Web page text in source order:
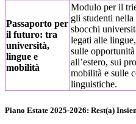
Passaporto per
il futuro: tra
università,
lingue e
mobilità
Modulo per il
gli studenti nella
sbocchi
legati alle
sulle
all’estero, sui
mobilità e sulle
linguistiche.
Piano Estate 2025-2026: Rest(a)